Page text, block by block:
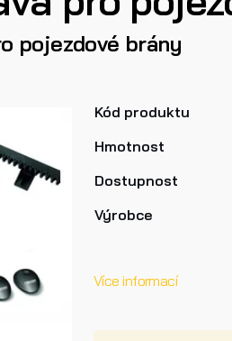
pojezdové brány
Kód produktu
Hmotnost
Dostupnost
Výrobce
Více informací